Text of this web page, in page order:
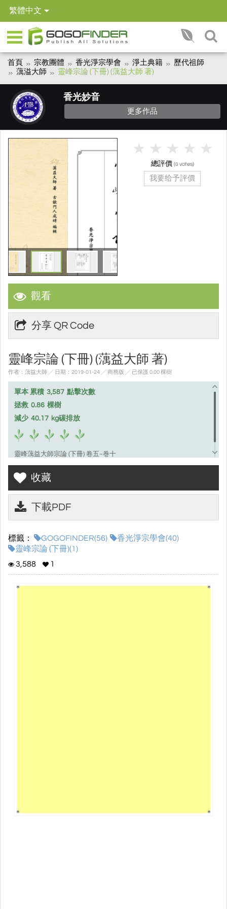
繁體中文
首頁 宗教團體 香光淨宗學會 淨土典籍
歷代祖師
蕅溢大師
靈峰宗論 (下冊) (蕅益大師 著)
香光妙音
更多作品
觀看
分享 QR Code
靈峰宗論 (下冊) (蕅益大師 著)
作者：蕅益大師 ╱ 日期：2019-01-24 ╱ 商務版 ╱ 已保護 0.00 棵樹
單本 累積 3,587 點擊次數
拯救 0.86 棵樹
減少 40.17 kg碳排放
靈峰蕅益大師宗論 (下冊) 卷五~巻十
收藏
下載PDF
標籤： GOGOFINDER(56)
香光淨宗學會(40)
靈峰宗論 (下冊)(1)
3,588
1
總評價 (0 votes)
我要给予評價